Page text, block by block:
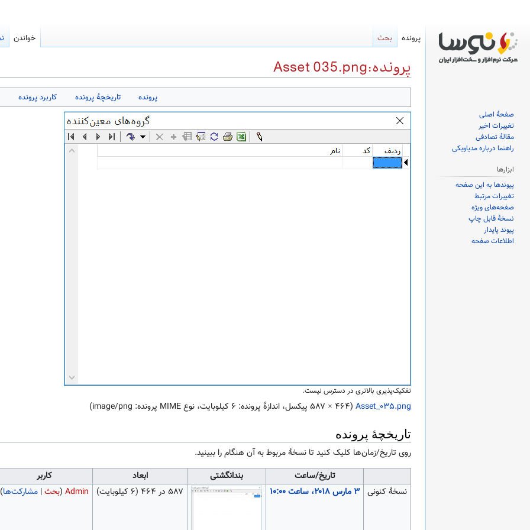
پرونده:Asset 035.png
به
ناوبری
به
جستجو
پرونده تاریخچهٔ پرونده کاربرد پرونده
تفکیک‌پذیری بالاتری در دسترس نیست.
Asset_035.png
(۵۸۷ × ۴۶۴ پیکسل، اندازهٔ پرونده: ۶ کیلوبایت، نوع MIME پرونده: image/png
)
تاریخچهٔ پرونده
روی تاریخ/زمان‌ها کلیک کنید تا نسخهٔ مربوط به آن هنگام را ببینید.
تاریخ/ساعت
بندانگشتی ابعاد کاربر
نسخهٔ کنونی
۵۸۷ در ۴۶۴ (۶ کیلوبایت) Admin
(بحث| مشارکت‌ها)
پرونده بحث خواندن
صفحهٔ اصلی
تغییرات اخیر
مقالهٔ تصادفی
راهنما درباره مدیاویکی
ابزارها
پیوندها به این صفحه
تغییرات مرتبط
صفحه‌های ویژه
نسخهٔ قابل چاپ
پیوند پایدار
اطلاعات صفحه